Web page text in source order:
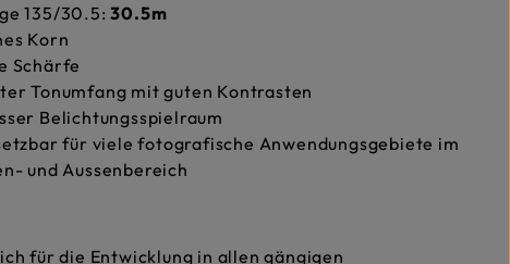
135/30.5:30.5m
Korn
Schärfe
Tonumfang mit guten Kontrasten
Belichtungsspielraum
für viele fotografische Anwendungsgebiete im
und Aussenbereich
für die Entwicklung in allen gängigen